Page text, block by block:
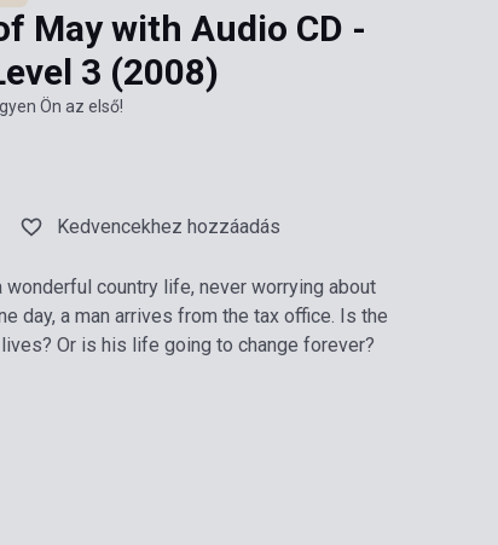
May with Audio CD -
3 (2008)
Ön az első!
Kedvencekhez hozzáadás
country life, never worrying about
day, a man arrives from the tax office. Is the
Or is his life going to change forever?